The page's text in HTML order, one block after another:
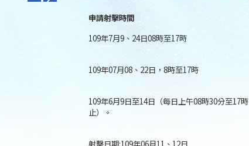
申請射擊時間
109年7月9、24日08時至17時
109年07月08、22日，8時至17時
109年6月9日至14日（每日上午08時30分至17時
止）。
射擊日期:109年06月11、12日